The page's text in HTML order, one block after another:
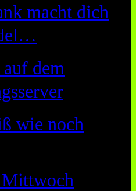
macht dich
dem
wie noch
Mittwoch